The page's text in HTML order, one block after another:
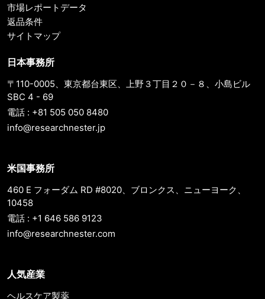
市場レポートデータ
返品条件
サイトマップ
日本事務所
〒110-0005、東京都台東区、上野３丁目２０－８、小島ビル
SBC 4 - 69
電話 : +81 505 050 8480
info@researchnester.jp
米国事務所
460 E フォーダム RD #8020、ブロンクス、ニューヨーク、
10458
電話 : +1 646 586 9123
info@researchnester.com
人気産業
ヘルスケア製薬